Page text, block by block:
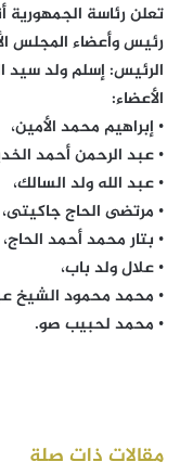
تعلن رئاسة
رئيس وأعضاء المجلس
الرئيس: إسلم ولد
الأعضاء:
• إبراهيم محمد الأمين،
• عبد الرحمن أحمد
• عبد الله ولد السالك،
• مرتضى الحاج جاكيتى،
• بتار محمد أحمد الحاج،
• علال ولد باب،
• محمد محمود الشيخ
• محمد لحبيب صو.
مقالات ذات صلة